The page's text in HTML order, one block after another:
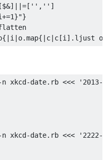
[$&]||=[ '' , '' ]
}
{| i o.map{| c c [i ]. ljust o
xkcd-date.rb <<< '2013-
xkcd-date.rb <<< '2222-